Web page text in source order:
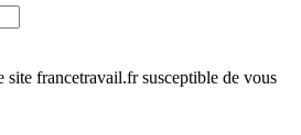
francetravail.fr susceptible de vous